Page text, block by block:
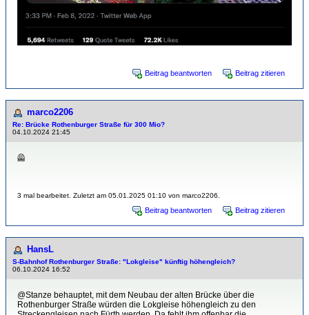
Beitrag beantworten Beitrag zitieren
marco2206
Re: Brücke Rothenburger Straße für 300 Mio?
04.10.2024 21:45
🦺
3 mal bearbeitet. Zuletzt am 05.01.2025 01:10 von marco2206.
Beitrag beantworten Beitrag zitieren
HansL
S-Bahnhof Rothenburger Straße: "Lokgleise" künftig höhengleich?
06.10.2024 16:52
@Stanze behauptet, mit dem Neubau der alten Brücke über die
Rothenburger Straße würden die Lokgleise höhengleich zu den